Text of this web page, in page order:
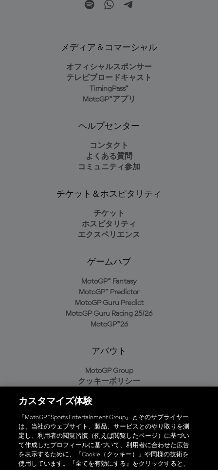
メディア＆コマーシャル
オフィシャルスポンサー
テレビブロードキャスト
TimingPass™
MotoGP™アプリ
ヘルプセンター
コンタクト
よくある質問
コミュニティ参加
チケット＆ホスピタリティ
チケット
ホスピタリティ
エクスペリエンス
ゲームハブ
MotoGP™ Fantasy
MotoGP™ Predictor
MotoGP Guru Predict
MotoGP Guru Racing 25/26
MotoGP™26
アバウト
MotoGP Group
クッキーポリシー
プライバシーポリシー
購入ポリシー
オフィシャルアプリ
カスタマイズ体験
『MotoGP™ Sports Entertainment Group』とそのサプライヤー
は、当社のウェブサイト、製品、サービスとのやり取りを測
定し、利用者の閲覧習慣（例えば閲覧したページ）に基づい
て作成したプロフィールに基づいて、利用者に合わせた広告
を表示するために、『Cookie（クッキー）』や同様の技術を
使用しています。『全てを有効にする』をクリックすると、